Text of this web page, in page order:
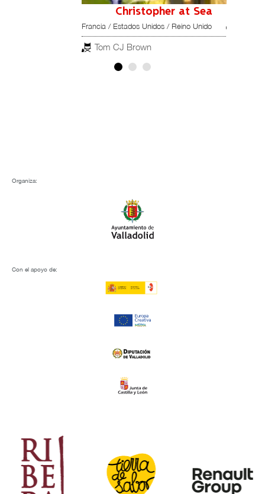
Christopher at Sea
Francia / Estados Unidos / Reino Unido
20
Tom CJ Brown
Organiza:
Con el apoyo de: